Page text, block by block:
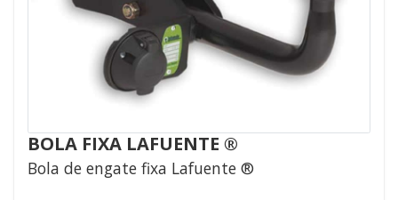
BOLA FIXA LAFUENTE ®
Bola de engate fixa Lafuente ®